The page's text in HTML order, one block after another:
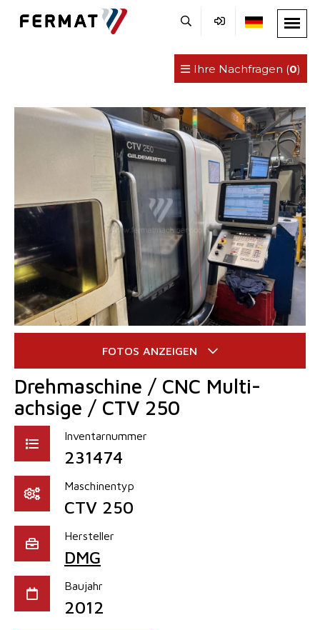
Ihre Nachfragen (0)
Drehmaschine / CNC Multi-
achsige / CTV 250
Inventarnummer
231474
Maschinentyp
CTV 250
Hersteller
DMG
Baujahr
2012